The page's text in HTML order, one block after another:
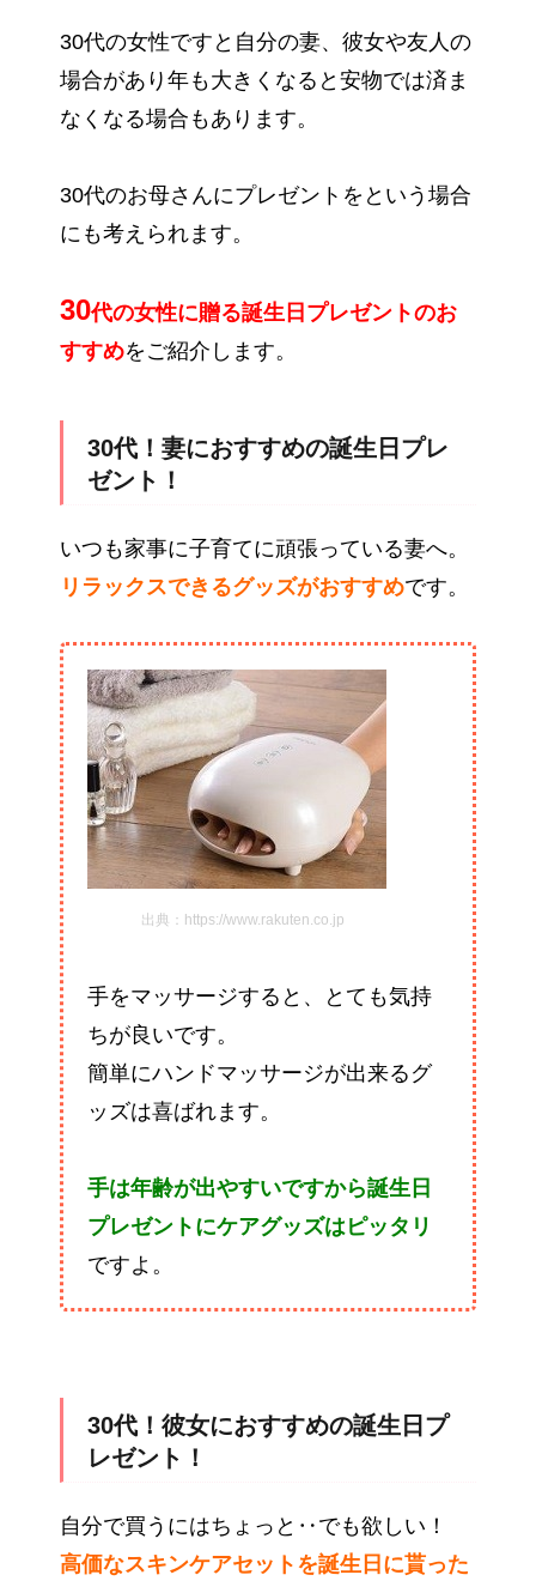
30代の女性ですと自分の妻、彼女や友人の
場合があり年も大きくなると安物では済ま
なくなる場合もあります。
30代のお母さんにプレゼントをという場合
にも考えられます。
30代の女性に贈る誕生日プレゼントのお
すすめをご紹介します。
30代！妻におすすめの誕生日プレ
ゼント！
いつも家事に子育てに頑張っている妻へ。
リラックスできるグッズがおすすめです。
出典：https://www.rakuten.co.jp
手をマッサージすると、とても気持
ちが良いです。
簡単にハンドマッサージが出来るグ
ッズは喜ばれます。
手は年齢が出やすいですから誕生日
プレゼントにケアグッズはピッタリ
ですよ。
30代！彼女におすすめの誕生日プ
レゼント！
自分で買うにはちょっと‥でも欲しい！
高価なスキンケアセットを誕生日に貰った